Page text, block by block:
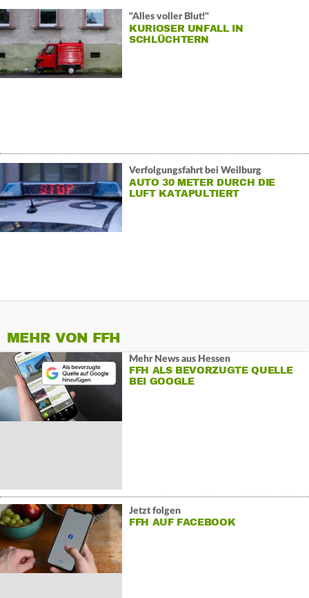
"Alles voller Blut!"
KURIOSER UNFALL IN
SCHLÜCHTERN
Verfolgungsfahrt bei Weilburg
AUTO 30 METER DURCH DIE
LUFT KATAPULTIERT
MEHR VON FFH
Mehr News aus Hessen
FFH ALS BEVORZUGTE QUELLE
BEI GOOGLE
Jetzt folgen
FFH AUF FACEBOOK